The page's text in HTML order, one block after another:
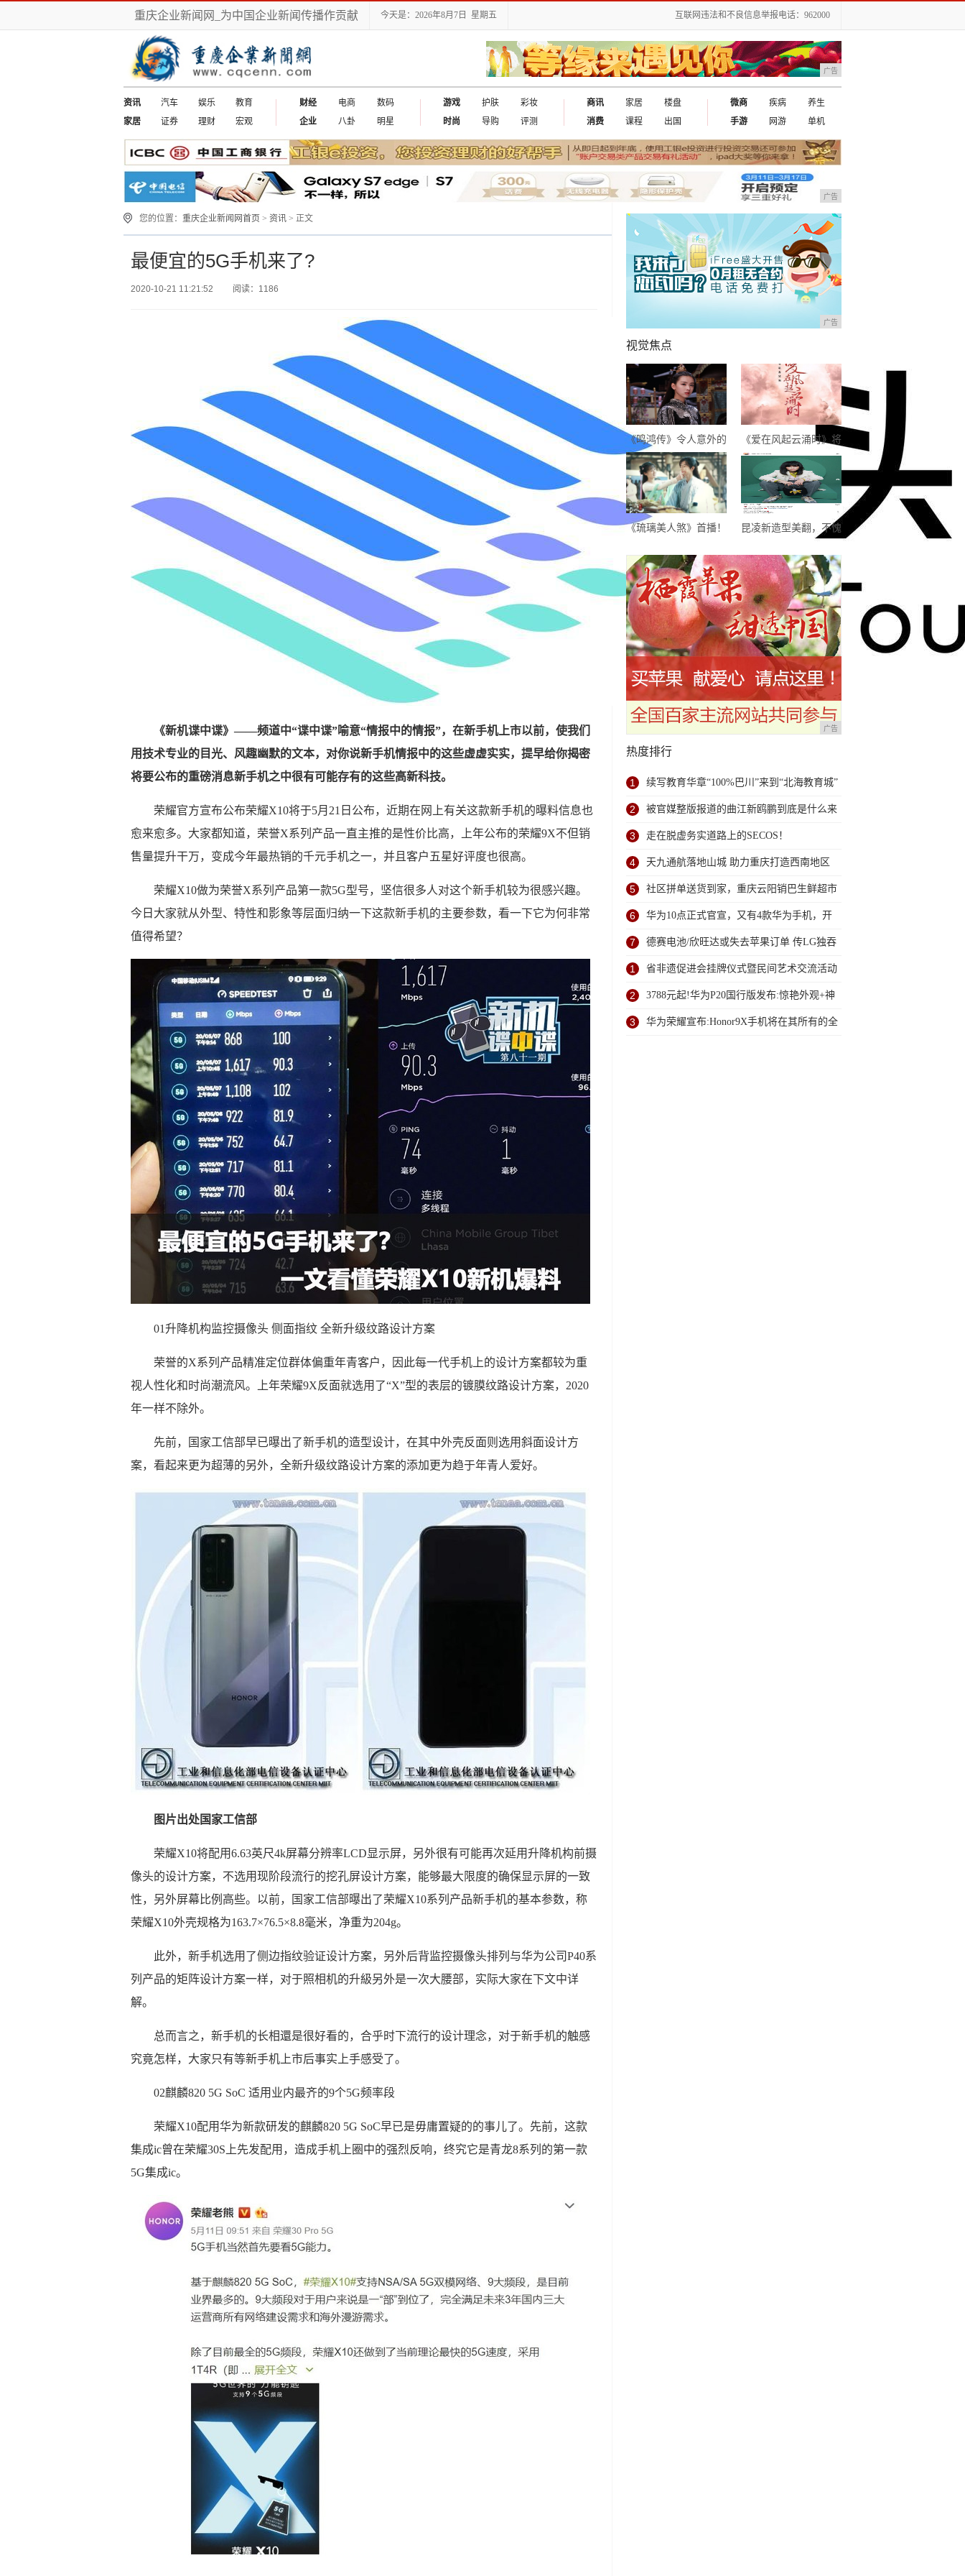
重庆企业新闻网_为中国企业新闻传播作贡献 今天是：2026年8月7日 星期五 互联网违法和不良信息举报电话：962000
广告
资讯 汽车 娱乐
教育
家居
证券 理财 宏观
财经 电商
数码
企业
八卦 明星
游戏 护肤
彩妆
时尚
导购 评测
商讯 家居
楼盘
消费
课程 出国
微商 疾病
养生
手游
网游 单机
广告
您的位置： 重庆企业新闻网首页 > 资讯 > 正文
最便宜的5G手机来了?
2020-10-21 11:21:52 阅读：1186
《新机谍中谍》——频道中“谍中谍”喻意“情报中的情报”，在新手机上市以前，使我们
用技术专业的目光、风趣幽默的文本，对你说新手机情报中的这些虚虚实实，提早给你揭密
将要公布的重磅消息新手机之中很有可能存有的这些高新科技。
荣耀官方宣布公布荣耀X10将于5月21日公布，近期在网上有关这款新手机的曝料信息也
愈来愈多。大家都知道，荣誉X系列产品一直主推的是性价比高，上年公布的荣耀9X不但销
售量提升干万，变成今年最热销的千元手机之一，并且客户五星好评度也很高。
荣耀X10做为荣誉X系列产品第一款5G型号，坚信很多人对这个新手机较为很感兴趣。
今日大家就从外型、特性和影象等层面归纳一下这款新手机的主要参数，看一下它为何非常
值得希望？
01升降机构监控摄像头 侧面指纹 全新升级纹路设计方案
荣誉的X系列产品精准定位群体偏重年青客户，因此每一代手机上的设计方案都较为重
视人性化和时尚潮流风。上年荣耀9X反面就选用了“X”型的表层的镀膜纹路设计方案，2020
年一样不除外。
先前，国家工信部早已曝出了新手机的造型设计，在其中外壳反面则选用斜面设计方
案，看起来更为超薄的另外，全新升级纹路设计方案的添加更为趋于年青人爱好。
图片出处国家工信部
荣耀X10将配用6.63英尺4k屏幕分辨率LCD显示屏，另外很有可能再次延用升降机构前摄
像头的设计方案，不选用现阶段流行的挖孔屏设计方案，能够最大限度的确保显示屏的一致
性，另外屏幕比例高些。以前，国家工信部曝出了荣耀X10系列产品新手机的基本参数，称
荣耀X10外壳规格为163.7×76.5×8.8毫米，净重为204g。
此外，新手机选用了侧边指纹验证设计方案，另外后背监控摄像头排列与华为公司P40系
列产品的矩阵设计方案一样，对于照相机的升級另外是一次大腰部，实际大家在下文中详
解。
总而言之，新手机的长相還是很好看的，合乎时下流行的设计理念，对于新手机的触感
究竟怎样，大家只有等新手机上市后事实上手感受了。
02麒麟820 5G SoC 适用业内最齐的9个5G频率段
荣耀X10配用华为新款研发的麒麟820 5G SoC早已是毋庸置疑的的事儿了。先前，这款
集成ic曾在荣耀30S上先发配用，造成手机上圈中的强烈反响，终究它是青龙8系列的第一款
5G集成ic。
广告
视觉焦点
《鸣鸿传》令人意外的
古装喜剧，逗趣中感悟
人生，开启喜剧新模式
《爱在风起云涌时》将
播，成毅尹正首次合
作，超期待
《琉璃美人煞》首播！
甜虐的，希望不要太虐
昆凌新造型美翻，不愧
恋的感觉
广告
热度排行
1 续写教育华章“100%巴川”来到“北海教育城”
2 被官媒整版报道的曲江新鸥鹏到底是什么来
头？
3 走在脱虚务实道路上的SECOS！
4 天九通航落地山城 助力重庆打造西南地区
水、陆、空交通枢纽
5 社区拼单送货到家，重庆云阳销巴生鲜超市
便民举措受热捧
6 华为10点正式官宣，又有4款华为手机，开
始公测最新系统了
7 德赛电池/欣旺达或失去苹果订单 传LG独吞
iPhone 9电池订单
1 省非遗促进会挂牌仪式暨民间艺术交流活动
成功举办
2 3788元起!华为P20国行版发布:惊艳外观+神
级徕卡三摄,
3 华为荣耀宣布:Honor9X手机将在其所有的全